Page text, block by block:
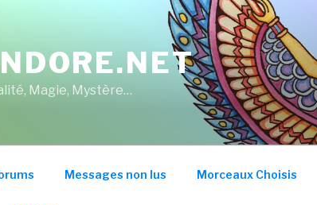
Magie, Mystère…
Messages non lus Morceaux Choisis